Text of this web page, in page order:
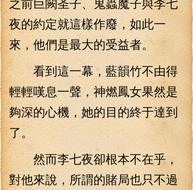
夜的約定就這樣作廢，如此一
來，他們是最大的受益者。
看到這一幕，藍韻竹不由得
輕輕嘆息一聲，神燃鳳女果然是
夠深的心機，她的目的終于達到
了。
然而李七夜卻根本不在乎，
對他來說，所謂的賭局也只不過